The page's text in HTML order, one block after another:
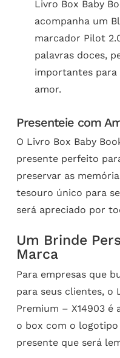
Livro Box Baby
acompanha um
marcador Pilot
palavras doces,
importantes para
amor.
Presenteie com
O Livro Box Baby
presente perfeito
preservar as
tesouro único para
será apreciado por
Um Brinde
Marca
Para empresas que
para seus clientes, o
Premium – X14903 é
o box com o
presente que será